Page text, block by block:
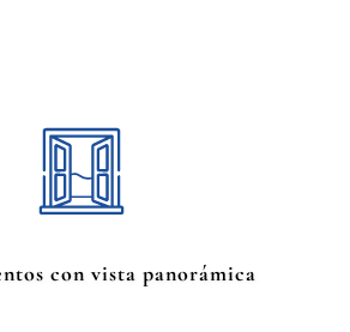
con vista panorámica